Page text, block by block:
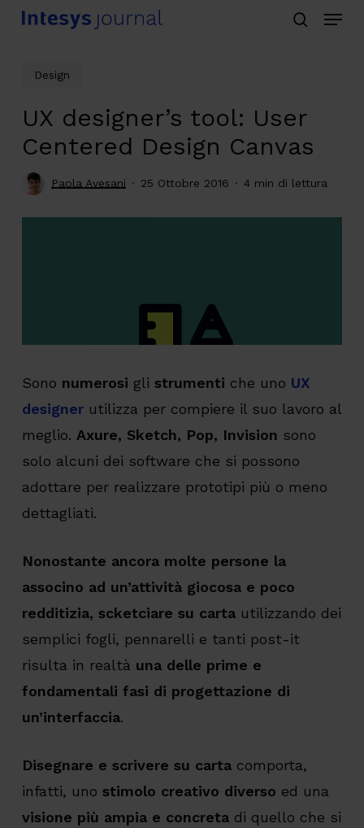
Skip
Menu
Design
UX designer’s tool: User
Centered Design Canvas
Paola Avesani 25 Ottobre 2016 4 min di lettura
Sono numerosi gli strumenti che uno UX
designer utilizza per compiere il suo lavoro al
meglio. Axure, Sketch, Pop, Invision sono
solo alcuni dei software che si possono
adottare per realizzare prototipi più o meno
dettagliati.
Nonostante ancora molte persone la
associno ad un’attività giocosa e poco
redditizia, scketciare su cartautilizzando dei
semplici fogli, pennarelli e tanti post-it
risulta in realtà una delle prime e
fondamentali fasi di progettazione di
un’interfaccia.
Disegnare e scrivere su carta comporta,
infatti, uno stimolo creativo diverso ed una
visione più ampia e concretadi quello che si